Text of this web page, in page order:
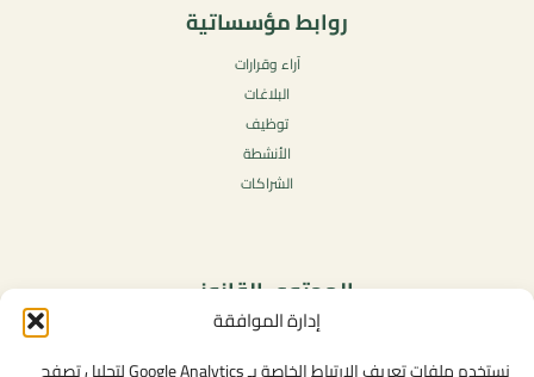
إدارة الموافقة
روابط مؤسساتية
آراء وقرارات
البلاغات
توظيف
الأنشطة
الشراكات
المحتوى القانوني
سياسة الخصوصية
شروط الاستخدام العامة